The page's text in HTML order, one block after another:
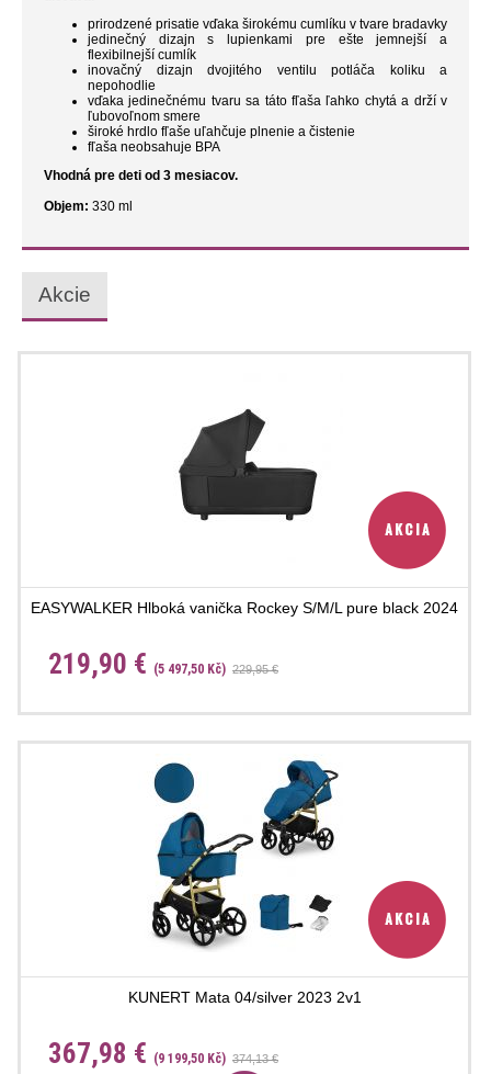
prirodzené prisatie vďaka širokému cumlíku v tvare bradavky
jedinečný dizajn s lupienkami pre ešte jemnejší a
flexibilnejší cumlík
inovačný dizajn dvojitého ventilu potláča koliku a
nepohodlie
vďaka jedinečnému tvaru sa táto fľaša ľahko chytá a drží v
ľubovoľnom smere
široké hrdlo fľaše uľahčuje plnenie a čistenie
fľaša neobsahuje BPA
Vhodná pre deti od 3 mesiacov.
Objem: 330 ml
Akcie
EASYWALKER Hlboká vanička Rockey S/M/L pure black 2024
219,90 € (5 497,50 Kč) 229,95 €
KUNERT Mata 04/silver 2023 2v1
367,98 € (9 199,50 Kč) 374,13 €